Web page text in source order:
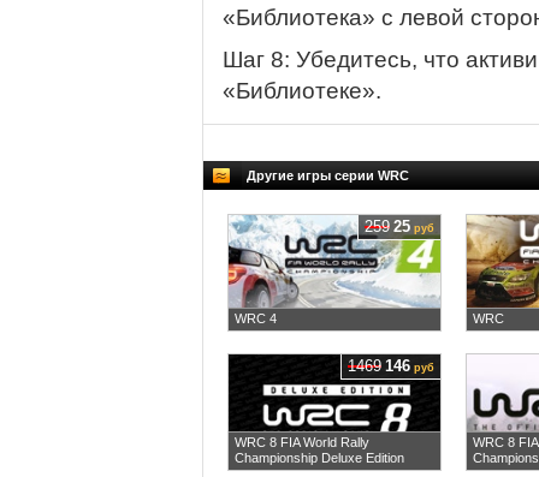
«Библиотека» с левой
Шаг 8: Убедитесь, что
«Библиотеке».
Другие игры серии WRC
WRC 4
259 25 руб
WRC
WRC 8 FIA World Rally
Championship Deluxe Edition
1469 146 руб
WRC 8